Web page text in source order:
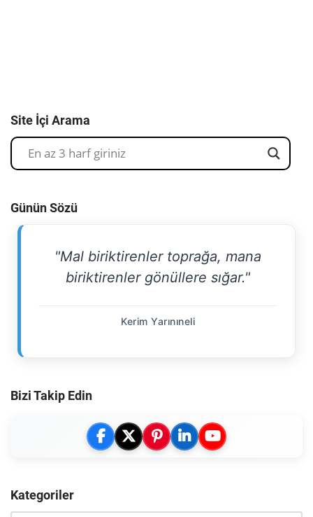
Site İçi Arama
Günün Sözü
"Mal biriktirenler toprağa, mana
biriktirenler gönüllere sığar."
Kerim Yarınıneli
Bizi Takip Edin
Kategoriler